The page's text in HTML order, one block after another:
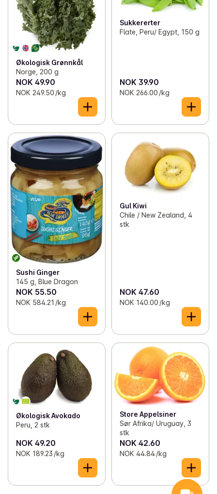
Økologisk Grønnkål
Norge, 200 g
NOK 49.90
NOK 249.50 /kg
Sukkererter
Flate, Peru/ Egypt, 150 g
NOK 39.90
NOK 266.00 /kg
Sushi Ginger
145 g, Blue Dragon
NOK 55.50
NOK 584.21 /kg
Gul Kiwi
Chile / New Zealand, 4
stk
NOK 47.60
NOK 140.00 /kg
Økologisk Avokado
Peru, 2 stk
NOK 49.20
NOK 189.23 /kg
Store Appelsiner
Sør Afrika/ Uruguay, 3
stk
NOK 42.60
NOK 44.84 /kg